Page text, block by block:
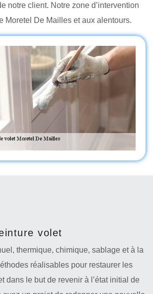
notre client. Notre zone d’intervention
Moretel De Mailles et aux alentours.
volet
thermique, chimique, sablage et à la
réalisables pour restaurer les
dans le but de revenir à l’état initial de